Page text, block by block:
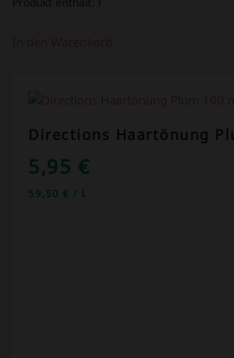
Directions Haartönung
5,95 €
59,50 € / L